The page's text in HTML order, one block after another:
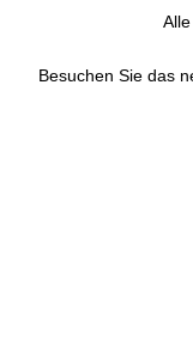
Besuchen Sie das